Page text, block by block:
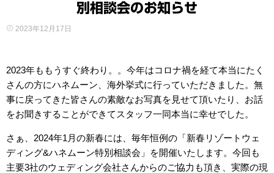
別相談会のお知らせ
2023年12月17日
2023年ももうすぐ終わり。。今年はコロナ禍を経て本当にたく
さんの方にハネムーン、海外挙式に行っていただきました。無
事に戻ってきた皆さんの素敵なお写真を見せて頂いたり、お話
をお聞きすることができてスタッフ一同本当に幸せでした。
さぁ、2024年1月の新春には、毎年恒例の「新春リゾートウェ
ディング&ハネムーン特別相談会」を開催いたします。今回も
主要3社のウェディング会社さんからのご協力も頂き、実際の現